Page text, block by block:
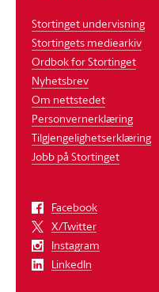
Stortinget undervisning
Stortingets mediearkiv
Ordbok for Stortinget
Nyhetsbrev
Om nettstedet
Personvernerklæring
Tilgjengelighetserklæring
Jobb på Stortinget
Facebook
X/Twitter
Instagram
LinkedIn